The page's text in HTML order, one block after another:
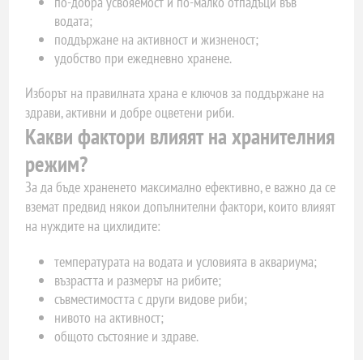
водата;
поддържане на активност и жизненост;
удобство при ежедневно хранене.
Изборът на правилната храна е ключов за поддържане на
здрави, активни и добре оцветени риби.
Какви фактори влияят на хранителния
режим?
За да бъде храненето максимално ефективно, е важно да се
вземат предвид някои допълнителни фактори, които влияят
на нуждите на цихлидите:
температурата на водата и условията в аквариума;
възрастта и размерът на рибите;
съвместимостта с други видове риби;
нивото на активност;
общото състояние и здраве.